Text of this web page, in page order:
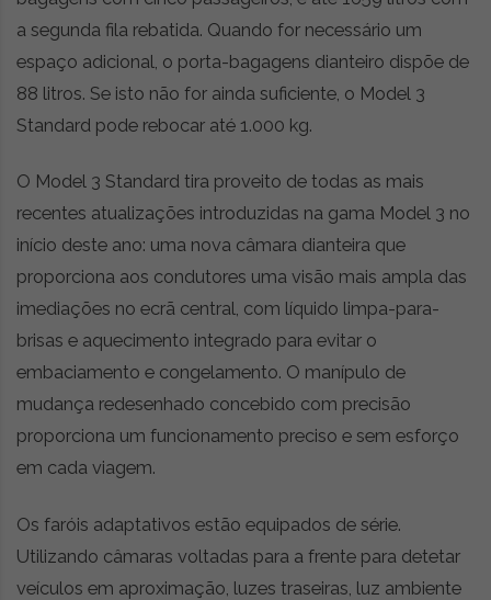
a segunda fila rebatida. Quando for necessário um
espaço adicional, o porta-bagagens dianteiro dispõe de
88 litros. Se isto não for ainda suficiente, o Model 3
Standard pode rebocar até 1.000 kg.
O Model 3 Standard tira proveito de todas as mais
recentes atualizações introduzidas na gama Model 3 no
início deste ano: uma nova câmara dianteira que
proporciona aos condutores uma visão mais ampla das
imediações no ecrã central, com líquido limpa-para-
brisas e aquecimento integrado para evitar o
embaciamento e congelamento. O manípulo de
mudança redesenhado concebido com precisão
proporciona um funcionamento preciso e sem esforço
em cada viagem.
Os faróis adaptativos estão equipados de série.
Utilizando câmaras voltadas para a frente para detetar
veículos em aproximação, luzes traseiras, luz ambiente